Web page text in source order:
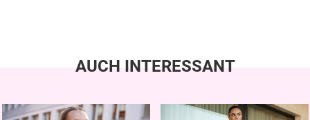
AUCH INTERESSANT